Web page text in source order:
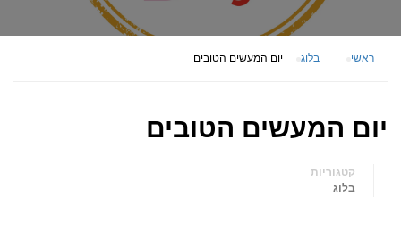
ראשי בלוג יום המעשים הטובים
יום המעשים הטובים
קטגוריות
בלוג